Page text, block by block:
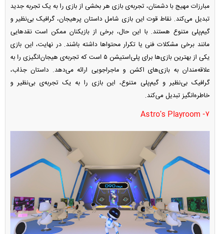
مبارزات مهیج با دشمنان، تجربه‌ی بازی هر بخشی از بازی را به یک تجربه جدید
تبدیل می‌کند. نقاط قوت این بازی شامل داستان پرهیجان، گرافیک بی‌نظیر و
گیم‌پلی متنوع هستند. با این حال، برخی از بازیکنان ممکن است نقد‌هایی
مانند برخی مشکلات فنی یا تکرار محتوا‌ها داشته باشند. در نهایت، این بازی
یکی از بهترین بازی‌ها برای پلی‌استیشن ۵ است که تجربه‌ی هیجان‌انگیزی را به
علاقه‌مندان به بازی‌های اکشن و ماجراجویی ارائه می‌دهد. داستان جذاب،
گرافیک بی‌نظیر و گیم‌پلی متنوع، این بازی را به یک تجربه‌ی بی‌نظیر و
خاطره‌انگیز تبدیل می‌کند.
۷- Astro's Playroom